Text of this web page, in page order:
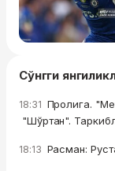
Сўнгги
18:31 Пролига.
"Шўртан".
18:13 Расман: